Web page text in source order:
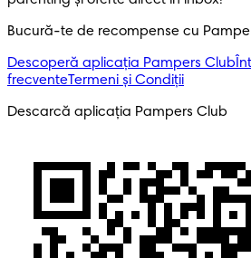
Bucură-te de recompense cu
Descoperă aplicația Pampers Club
frecventeTermeni și Condiții
Descarcă aplicația Pampers Club